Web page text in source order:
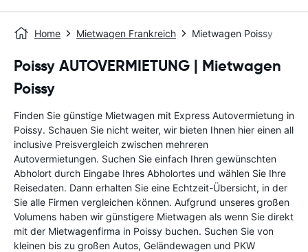
Home Mietwagen Frankreich Mietwagen Poissy
Poissy AUTOVERMIETUNG | Mietwagen
Poissy
Finden Sie günstige Mietwagen mit Express Autovermietung in
Poissy. Schauen Sie nicht weiter, wir bieten Ihnen hier einen all
inclusive Preisvergleich zwischen mehreren
Autovermietungen. Suchen Sie einfach Ihren gewünschten
Abholort durch Eingabe Ihres Abholortes und wählen Sie Ihre
Reisedaten. Dann erhalten Sie eine Echtzeit-Übersicht, in der
Sie alle Firmen vergleichen können. Aufgrund unseres großen
Volumens haben wir günstigere Mietwagen als wenn Sie direkt
mit der Mietwagenfirma in Poissy buchen. Suchen Sie von
kleinen bis zu großen Autos, Geländewagen und PKW